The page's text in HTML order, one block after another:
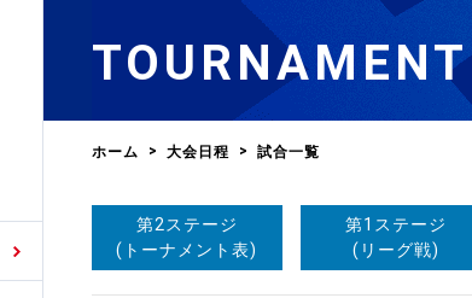
日程
大会・試合
男子ナショナルチーム選
手・候補
卓球の基本的なルール
協会会員登録
卓球協会のミッション
国際交流届申込みフォーム
TOURNAMENT
ホーム 大会日程 試合一覧
第2ステージ
(トーナメント表)
第1ステージ
(リーグ戦)